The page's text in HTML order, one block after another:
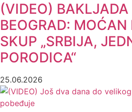
(VIDEO)
BEOGRAD:
SKUP „SRBIJA,
PORODICA“
25.06.2026